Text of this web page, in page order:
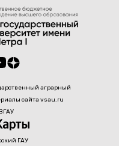
аграрный
сайта vsau.ru
ГАУ